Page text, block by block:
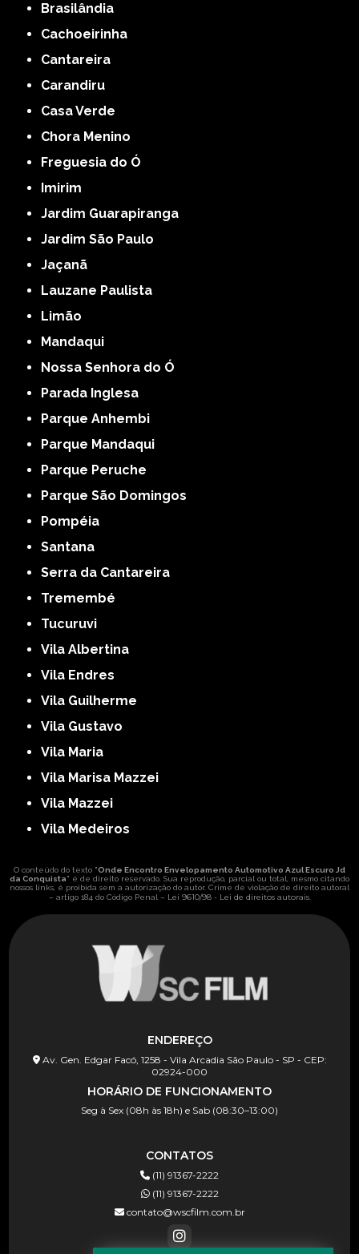
Brasilândia
Cachoeirinha
Cantareira
Carandiru
Casa Verde
Chora Menino
Freguesia do Ó
Imirim
Jardim Guarapiranga
Jardim São Paulo
Jaçanã
Lauzane Paulista
Limão
Mandaqui
Nossa Senhora do Ó
Parada Inglesa
Parque Anhembi
Parque Mandaqui
Parque Peruche
Parque São Domingos
Pompéia
Santana
Serra da Cantareira
Tremembé
Tucuruvi
Vila Albertina
Vila Endres
Vila Guilherme
Vila Gustavo
Vila Maria
Vila Marisa Mazzei
Vila Mazzei
Vila Medeiros
O conteúdo do texto "Onde Encontro Envelopamento Automotivo Azul Escuro Jd
da Conquista" é de direito reservado. Sua reprodução, parcial ou total, mesmo citando
nossos links, é proibida sem a autorização do autor. Crime de violação de direito autoral
– artigo 184 do Código Penal – Lei 9610/98 - Lei de direitos autorais.
ENDEREÇO
Av. Gen. Edgar Facó, 1258 - Vila Arcadia São Paulo - SP - CEP:
02924-000
HORÁRIO DE FUNCIONAMENTO
Seg à Sex (08h às 18h) e Sab (08:30–13:00)
CONTATOS
(11) 91367-2222
(11) 91367-2222
contato@wscfilm.com.br